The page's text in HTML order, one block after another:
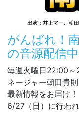
がんばれ！
の音源配信中
毎週火曜日22:00～
ネージャー朝田貴
最新情報をお届け
6/27（日）に行わ